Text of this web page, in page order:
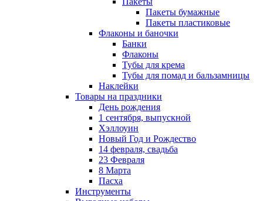
Пакеты бумажные
Пакеты пластиковые
Флаконы и баночки
Банки
Флаконы
Тубы для крема
Тубы для помад и бальзамницы
Наклейки
Товары на праздники
День рождения
1 сентября, выпускной
Хэллоуин
Новый Год и Рождество
14 февраля, свадьба
23 Февраля
8 Марта
Пасха
Инструменты